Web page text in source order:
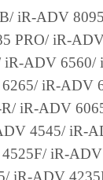
USE THE
BEEN
SOME
NOT ALLOW
OF
iR-ADV
PRO/ iR-
iR-ADV 6560/
iR-ADV
iR-ADV
4545/ iR-
iR-
iR-ADV